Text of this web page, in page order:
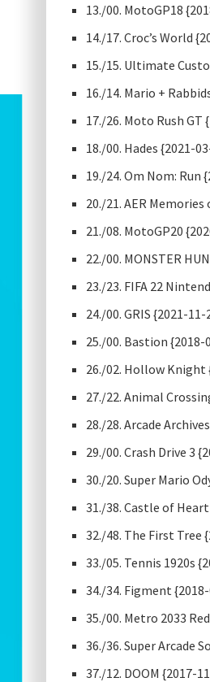
13./00. MotoGP18
14./17. Croc’s World
15./15. Ultimate
16./14. Mario +
17./26. Moto Rush GT
18./00. Hades {2021-
19./24. Om Nom: Run
20./21. AER
21./08. MotoGP20
22./00. MONSTER
23./23. FIFA 22
24./00. GRIS {2021-
25./00. Bastion {2018-
26./02. Hollow Knight
27./22. Animal
28./28. Arcade
29./00. Crash Drive 3
30./20. Super Mario
31./38. Castle of
32./48. The First Tree
33./05. Tennis 1920s
34./34. Figment
35./00. Metro 2033
36./36. Super Arcade
37./12. DOOM {2017-